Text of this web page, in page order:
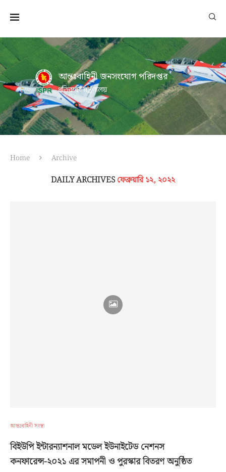
আন্তঃবাহিনী জনসংযোগ পরিদপ্তর
প্রতিরক্ষা মন্ত্রণালয়
Home Archive
DAILY ARCHIVES ফেব্রুয়ারি ১২, ২০২২
আন্তঃবাহিনী সংস্থা
বিইউপি ইন্টারন্যাশনাল মডেল ইউনাইটেড নেশনস
কনফারেন্স-২০২১ এর সমাপনী ও পুরস্কার বিতরণ অনুষ্ঠিত